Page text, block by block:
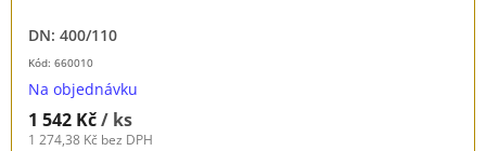
Kód: 660010
DN: 400/110
Na objednávku
1 542 Kč/ ks
1 274,38 Kč bez DPH